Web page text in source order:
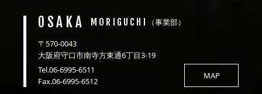
OSAKA MORIGUCHI （事業部）
〒570-0043
大阪府守口市南寺方東通6丁目3-19
Tel.06-6995-6511
Fax.06-6995-6512
MAP